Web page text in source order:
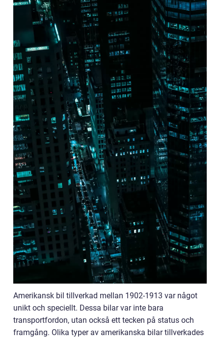
Amerikansk bil tillverkad mellan 1902-1913 var något
unikt och speciellt. Dessa bilar var inte bara
transportfordon, utan också ett tecken på status och
framgång. Olika typer av amerikanska bilar tillverkades